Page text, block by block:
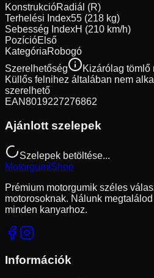
KonstrukcióRadiál (R)
Terhelési Index55 (218 kg)
Sebesség IndexH (210 km/h)
PozícióElső
KategóriaRobogó
Szerelhetőség
Kizárólag tömlő
Küllős felnihez általában nem
szerelhető
EAN8019227276862
Ajánlott szelepek
Szelepek betöltése...
MotorgumiShop
Prémium motorgumik széles
motorosoknak. Nálunk
minden kanyarhoz.
Információk